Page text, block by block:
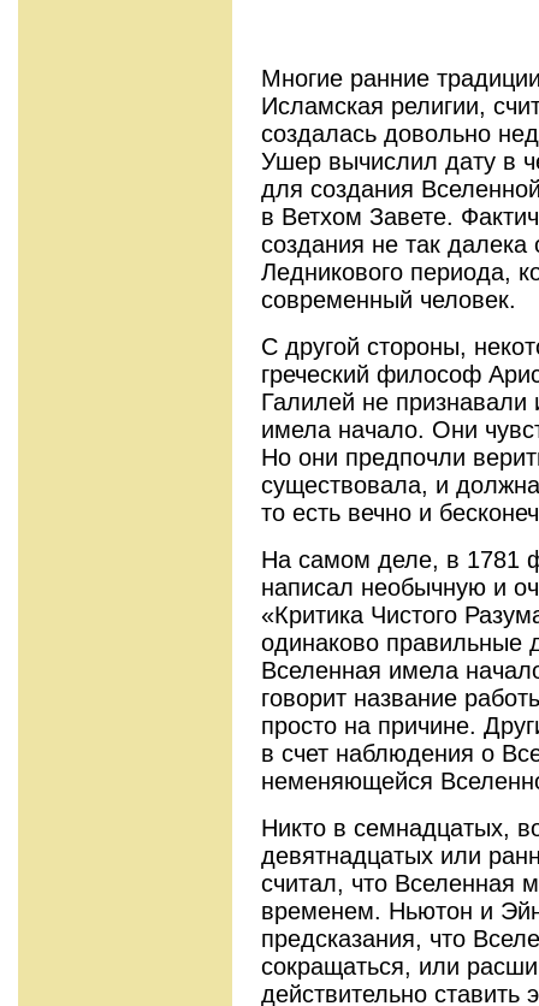
Многие ранние
Исламская религии,
создалась довольно
Ушер вычислил дату в
для создания
в Ветхом Завете.
создания не так далека
Ледникового периода,
современный человек.
С другой стороны,
греческий философ
Галилей не
имела начало. Они
Но они предпочли
существовала, и
то есть вечно и
На самом деле, в 1781
написал необычную и
«Критика Чистого
одинаково правильные
Вселенная имела
говорит название
просто на причине.
в счет наблюдения о
неменяющейся
Никто в семнадцатых,
девятнадцатых или
считал, что Вселенная
временем. Ньютон и
предсказания, что
сокращаться, или
действительно ставить